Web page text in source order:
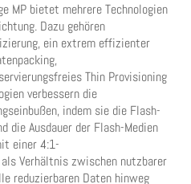
MP bietet mehrere Technologien
Dazu gehören
ein extrem effizienter
Thin Provisioning
verbessern die
indem sie die Flash-
die Ausdauer der Flash-Medien
einer 4:1-
Verhältnis zwischen nutzbarer
reduzierbaren Daten hinweg